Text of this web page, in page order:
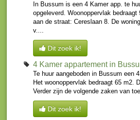
In Bussum is een 4 Kamer app. te
opgeleverd. Woonoppervlak
aan de straat: Cereslaan 8. De
v....
Dit zoek ik!
4 Kamer appartement in
Te huur aangeboden in Bussum een
Het woonoppervlak bedraagt 65 m2.
Verder zijn de volgende zaken van
Dit zoek ik!